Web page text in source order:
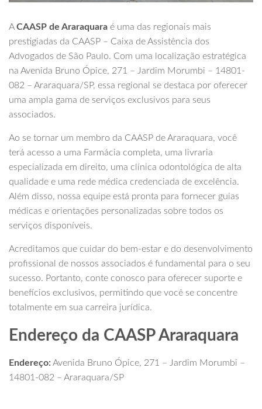
ACAASP de Araraquara é uma das regionais mais
prestigiadas da CAASP – Caixa de Assistência dos
Advogados de São Paulo. Com uma localização estratégica
na Avenida Bruno Ópice, 271 – Jardim Morumbi – 14801-
082 – Araraquara/SP, essa regional se destaca por oferecer
uma ampla gama de serviços exclusivos para seus
associados.
Ao se tornar um membro da CAASP de Araraquara, você
terá acesso a uma Farmácia completa, uma livraria
especializada em direito, uma clínica odontológica de alta
qualidade e uma rede médica credenciada de excelência.
Além disso, nossa equipe está pronta para fornecer guias
médicas e orientações personalizadas sobre todos os
serviços disponíveis.
Acreditamos que cuidar do bem-estar e do desenvolvimento
profissional de nossos associados é fundamental para o seu
sucesso. Portanto, conte conosco para oferecer suporte e
benefícios exclusivos, permitindo que você se concentre
totalmente em sua carreira jurídica.
Endereço da CAASP Araraquara
Endereço: Avenida Bruno Ópice, 271 – Jardim Morumbi –
14801-082 – Araraquara/SP